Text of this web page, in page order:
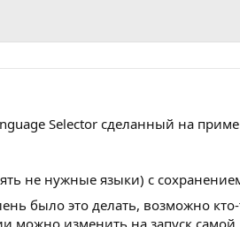
Selector сделанный на
не нужные языки) с
было это делать, возможно
можно изменить на запуск